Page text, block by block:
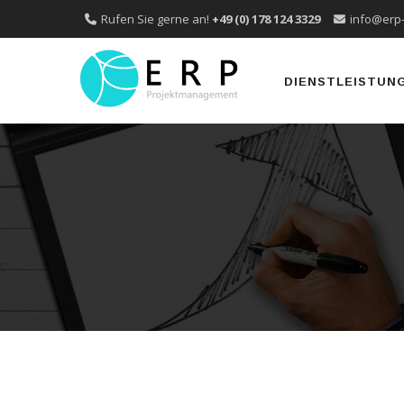
Rufen Sie gerne an! +49 (0) 178 124 3329
content